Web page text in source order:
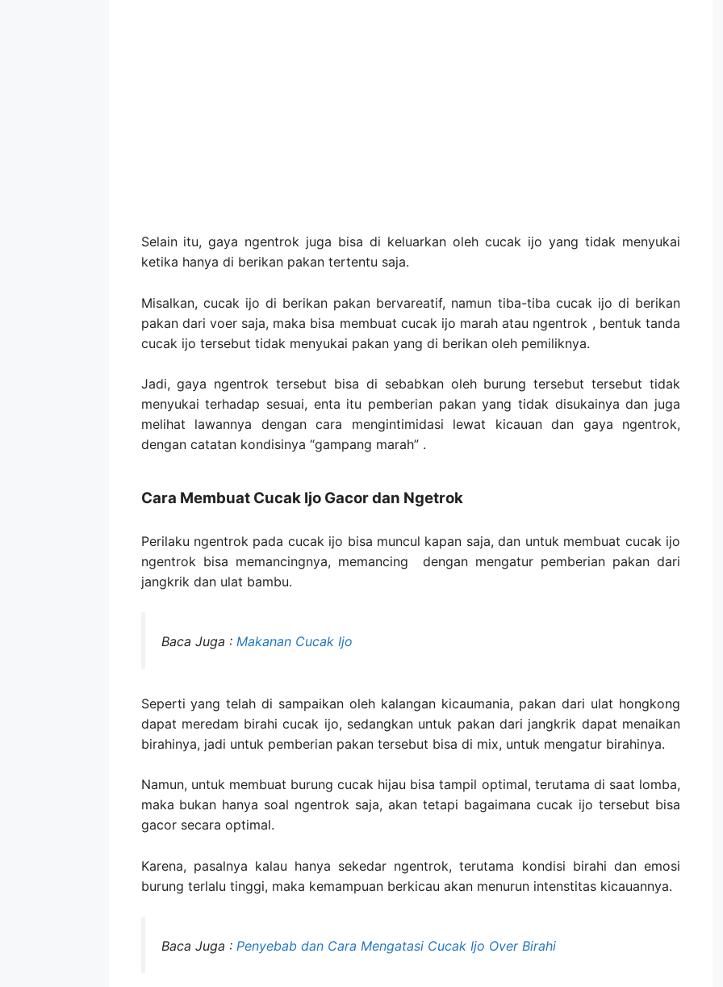
Selain itu, gaya ngentrok juga bisa di keluarkan oleh cucak ijo yang tidak menyukai
ketika hanya di berikan pakan tertentu saja.
Misalkan, cucak ijo di berikan pakan bervareatif, namun tiba-tiba cucak ijo di berikan
pakan dari voer saja, maka bisa membuat cucak ijo marah atau ngentrok , bentuk tanda
cucak ijo tersebut tidak menyukai pakan yang di berikan oleh pemiliknya.
Jadi, gaya ngentrok tersebut bisa di sebabkan oleh burung tersebut tersebut tidak
menyukai terhadap sesuai, enta itu pemberian pakan yang tidak disukainya dan juga
melihat lawannya dengan cara mengintimidasi lewat kicauan dan gaya ngentrok,
dengan catatan kondisinya “gampang marah” .
Cara Membuat Cucak Ijo Gacor dan Ngetrok
Perilaku ngentrok pada cucak ijo bisa muncul kapan saja, dan untuk membuat cucak ijo
ngentrok bisa memancingnya, memancing dengan mengatur pemberian pakan dari
jangkrik dan ulat bambu.
Baca Juga : Makanan Cucak Ijo
Seperti yang telah di sampaikan oleh kalangan kicaumania, pakan dari ulat hongkong
dapat meredam birahi cucak ijo, sedangkan untuk pakan dari jangkrik dapat menaikan
birahinya, jadi untuk pemberian pakan tersebut bisa di mix, untuk mengatur birahinya.
Namun, untuk membuat burung cucak hijau bisa tampil optimal, terutama di saat lomba,
maka bukan hanya soal ngentrok saja, akan tetapi bagaimana cucak ijo tersebut bisa
gacor secara optimal.
Karena, pasalnya kalau hanya sekedar ngentrok, terutama kondisi birahi dan emosi
burung terlalu tinggi, maka kemampuan berkicau akan menurun intenstitas kicauannya.
Baca Juga : Penyebab dan Cara Mengatasi Cucak Ijo Over Birahi